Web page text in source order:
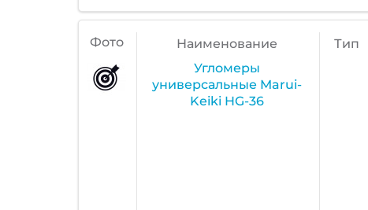
Фото
Наименование
Угломеры
универсальные Marui-
Keiki HG-36
Тип